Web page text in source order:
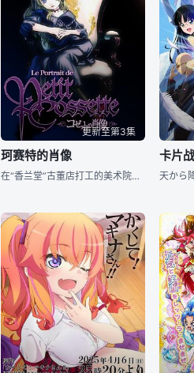
更新至第3集
珂赛特的肖像
在“香兰堂”古董店打工的美术院学生仓桥永莉，被古老雕花玻璃杯中映出的金发碧眼的可爱少女吸引，秘密地享受着与这非人幻象邂逅的愉悦。香兰堂位于善导寺商店街地中心，那里出入的都是年轻美丽的女性，然而仓桥
卡片